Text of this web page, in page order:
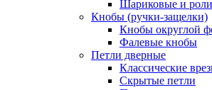
Шариковые и
Кнобы (ручки-защелки)
Кнобы округлой
Фалевые кнобы
Петли дверные
Классические
Скрытые петли